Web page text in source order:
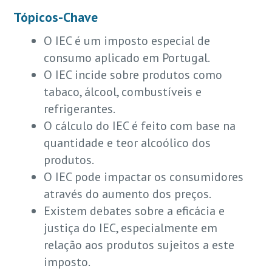
Tópicos-Chave
O IEC é um imposto especial de
consumo aplicado em Portugal.
O IEC incide sobre produtos como
tabaco, álcool, combustíveis e
refrigerantes.
O cálculo do IEC é feito com base na
quantidade e teor alcoólico dos
produtos.
O IEC pode impactar os consumidores
através do aumento dos preços.
Existem debates sobre a eficácia e
justiça do IEC, especialmente em
relação aos produtos sujeitos a este
imposto.